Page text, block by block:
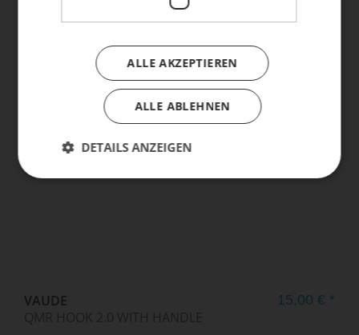
CITYGO BIKE 23
VAUDE
QMR HOOK 2.0 WITH HANDLE
15,00 € *
ALLE AKZEPTIEREN
ALLE ABLEHNEN
DETAILS ANZEIGEN